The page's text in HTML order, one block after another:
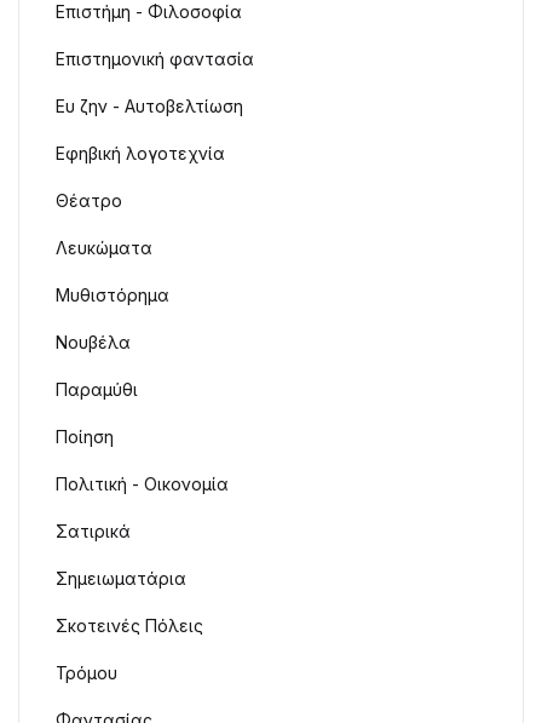
Επιστήμη - Φιλοσοφία
Επιστημονική φαντασία
Ευ ζην - Αυτοβελτίωση
Εφηβική λογοτεχνία
Θέατρο
Λευκώματα
Μυθιστόρημα
Νουβέλα
Παραμύθι
Ποίηση
Πολιτική - Οικονομία
Σατιρικά
Σημειωματάρια
Σκοτεινές Πόλεις
Τρόμου